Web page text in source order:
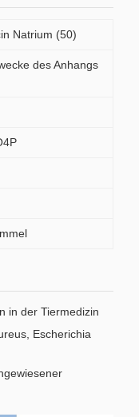
Natrium (50)
des Anhangs
in der Tiermedizin
Escherichia